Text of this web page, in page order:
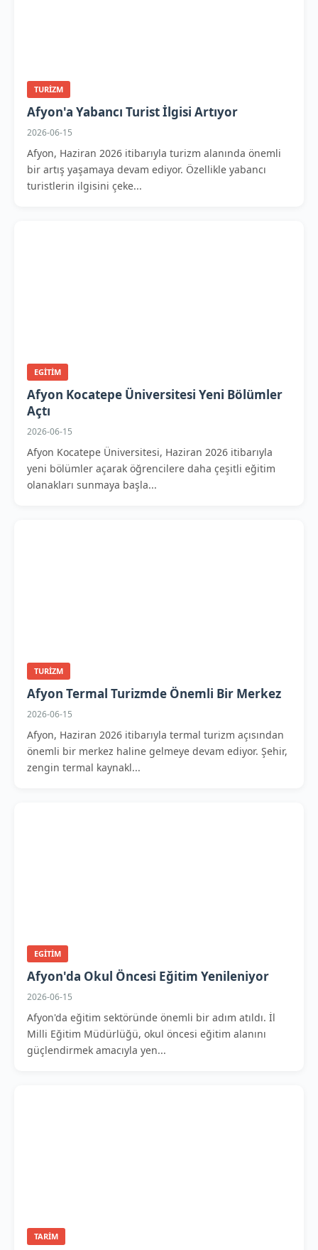
TURIZM
Afyon'a Yabancı Turist İlgisi Artıyor
2026-06-15
Afyon, Haziran 2026 itibarıyla turizm alanında önemli
bir artış yaşamaya devam ediyor. Özellikle yabancı
turistlerin ilgisini çeke...
EGITIM
Afyon Kocatepe Üniversitesi Yeni Bölümler
Açtı
2026-06-15
Afyon Kocatepe Üniversitesi, Haziran 2026 itibarıyla
yeni bölümler açarak öğrencilere daha çeşitli eğitim
olanakları sunmaya başla...
TURIZM
Afyon Termal Turizmde Önemli Bir Merkez
2026-06-15
Afyon, Haziran 2026 itibarıyla termal turizm açısından
önemli bir merkez haline gelmeye devam ediyor. Şehir,
zengin termal kaynakl...
EGITIM
Afyon'da Okul Öncesi Eğitim Yenileniyor
2026-06-15
Afyon'da eğitim sektöründe önemli bir adım atıldı. İl
Milli Eğitim Müdürlüğü, okul öncesi eğitim alanını
güçlendirmek amacıyla yen...
TARIM